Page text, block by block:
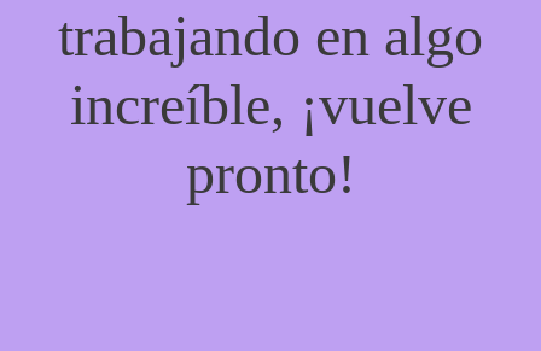
trabajando en algo
increíble, ¡vuelve
pronto!